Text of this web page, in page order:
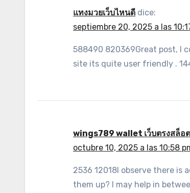
แทงมวยเว็บไหนดี dice:
septiembre 20, 2025 a las
588490 820369Great post, I
site its quite user friendly .
wings789 wallet เว็บตรงสล็อ
octubre 10, 2025 a las 10:58
2536 12018I observe there is
them up? I may help in